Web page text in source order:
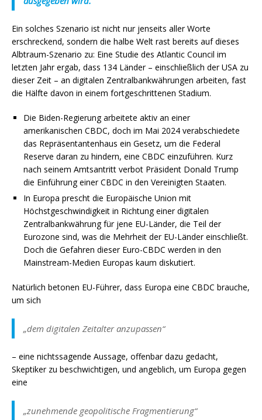
Ein solches Szenario ist nicht nur jenseits aller Worte
erschreckend, sondern die halbe Welt rast bereits auf dieses
Albtraum-Szenario zu: Eine Studie des Atlantic Council im
letzten Jahr ergab, dass 134 Länder – einschließlich der USA zu
dieser Zeit – an digitalen Zentralbankwährungen arbeiten, fast
die Hälfte davon in einem fortgeschrittenen Stadium.
Die Biden-Regierung arbeitete aktiv an einer
amerikanischen CBDC, doch im Mai 2024 verabschiedete
das Repräsentantenhaus ein Gesetz, um die Federal
Reserve daran zu hindern, eine CBDC einzuführen. Kurz
nach seinem Amtsantritt verbot Präsident Donald Trump
die Einführung einer CBDC in den Vereinigten Staaten.
In Europa prescht die Europäische Union mit
Höchstgeschwindigkeit in Richtung einer digitalen
Zentralbankwährung für jene EU-Länder, die Teil der
Eurozone sind, was die Mehrheit der EU-Länder einschließt.
Doch die Gefahren dieser Euro-CBDC werden in den
Mainstream-Medien Europas kaum diskutiert.
Natürlich betonen EU-Führer, dass Europa eine CBDC brauche,
um sich
„dem digitalen Zeitalter anzupassen“
– eine nichtssagende Aussage, offenbar dazu gedacht,
Skeptiker zu beschwichtigen, und angeblich, um Europa gegen
eine
„zunehmende geopolitische Fragmentierung“